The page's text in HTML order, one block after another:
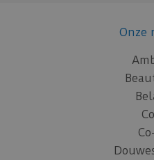
Onze